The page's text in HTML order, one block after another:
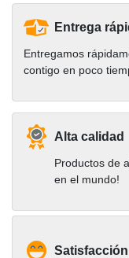
Entrega
Entregamos
contigo en poco
Alta calidad
Productos de
en el mundo!
Satisfacción